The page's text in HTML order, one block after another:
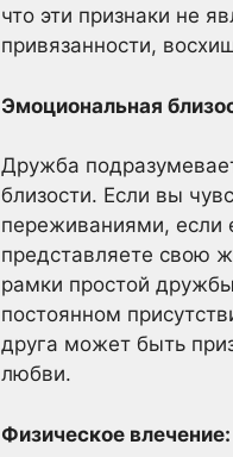
что эти признаки не
привязанности,
Эмоциональная
Дружба
близости. Если вы
переживаниями, если
представляете свою
рамки простой
постоянном
друга может быть
любви.
Физическое